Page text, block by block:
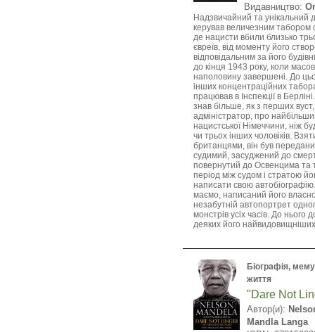
Видавництво:
Надзвичайний та унікальний
керував величезним табором
де нацисти вбили близько
євреїв, від моменту його
відповідальним за його
до кінця 1943 року, коли
наполовину завершені. До
інших концентраційних
працював в Інспекції в
знав більше, як з перших вуст,
адміністратор, про
нацистської Німеччини, ніж
чи трьох інших чоловіків.
британцями, він був
судимий, засуджений до
повернутий до Освенцима та
період між судом і стратою
написати свою
маємо, написаний його
незабутній автопортрет
монстрів усіх часів. До нього
деяких його найвидовищніших
Біографія,
життя
"Dare Not
Автор(и):
Mandla Langa